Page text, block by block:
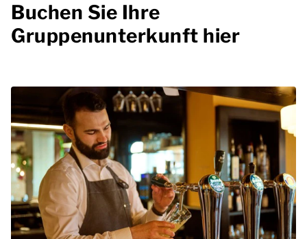
Buchen Sie Ihre
Gruppenunterkunft hier